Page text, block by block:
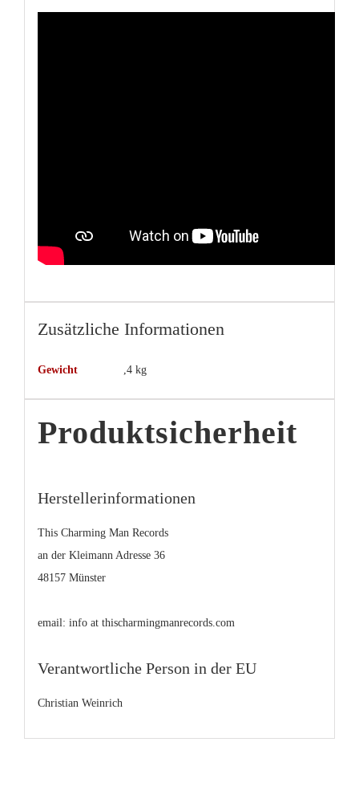
Zusätzliche Informationen
Gewicht ,4 kg
Produktsicherheit
Herstellerinformationen
This Charming Man Records
an der Kleimann Adresse 36
48157 Münster
email: info at thischarmingmanrecords.com
Verantwortliche Person in der EU
Christian Weinrich